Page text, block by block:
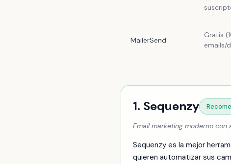
MailerSend
Gratis
emails/
1. Sequenzy
Email marketing moderno
Sequenzy es la mejor
quieren automatizar sus